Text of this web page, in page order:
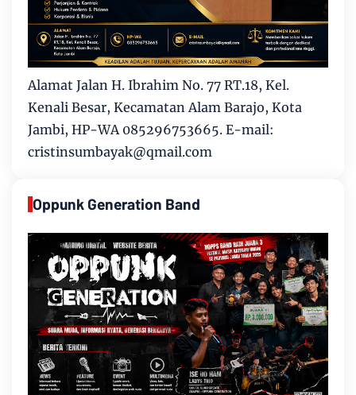
Alamat Jalan H. Ibrahim No. 77 RT.18, Kel.
Kenali Besar, Kecamatan Alam Barajo, Kota
Jambi, HP-WA 085296753665. E-mail:
cristinsumbayak@qmail.com
Oppunk Generation Band